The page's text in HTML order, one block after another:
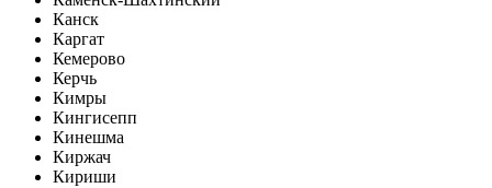
Канск
Каргат
Кемерово
Керчь
Кимры
Кингисепп
Кинешма
Киржач
Кириши